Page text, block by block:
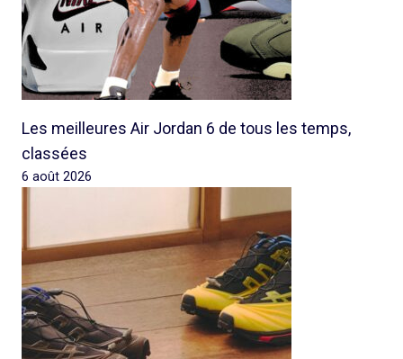
Les meilleures Air Jordan 6 de tous les temps,
classées
6 août 2026